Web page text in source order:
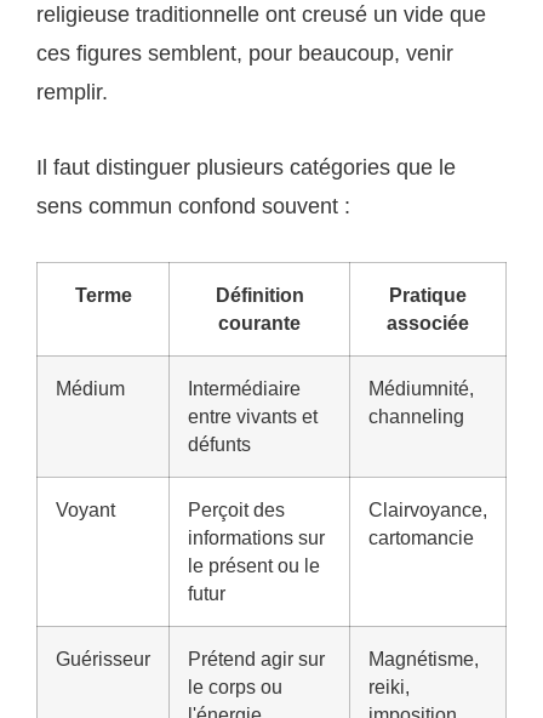
religieuse traditionnelle ont creusé un vide que
ces figures semblent, pour beaucoup, venir
remplir.
Il faut distinguer plusieurs catégories que le
sens commun confond souvent :
Terme
Définition
courante
Pratique
associée
Médium
Intermédiaire
entre vivants et
défunts
Médiumnité,
channeling
Voyant
Perçoit des
informations sur
le présent ou le
futur
Clairvoyance,
cartomancie
Guérisseur
Prétend agir sur
le corps ou
Magnétisme,
reiki,